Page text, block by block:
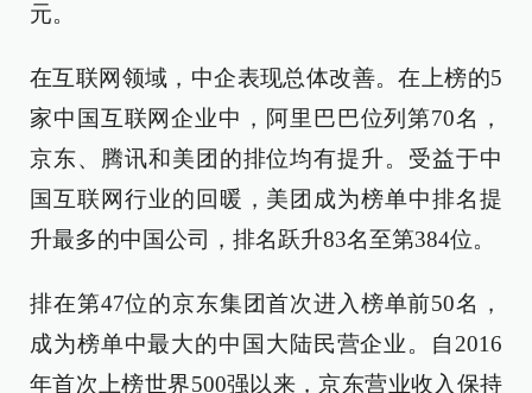
元。
在互联网领域，中企表现总体改善。在上榜的5
家中国互联网企业中，阿里巴巴位列第70名，
京东、腾讯和美团的排位均有提升。受益于中
国互联网行业的回暖，美团成为榜单中排名提
升最多的中国公司，排名跃升83名至第384位。
排在第47位的京东集团首次进入榜单前50名，
成为榜单中最大的中国大陆民营企业。自2016
年首次上榜世界500强以来，京东营业收入保持